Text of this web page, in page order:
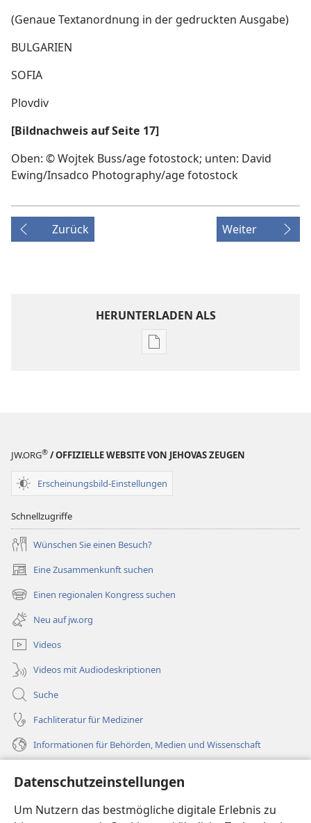
Datenschutzeinstellungen
Um Nutzern das bestmögliche digitale Erlebnis zu
(Genaue Textanordnung in der gedruckten Ausgabe)
BULGARIEN
SOFIA
Plovdiv
[Bildnachweis auf Seite 17]
Oben: © Wojtek Buss/age fotostock; unten: David
Ewing/Insadco Photography/age fotostock
Zurück Weiter
HERUNTERLADEN ALS
Downloadoptionen
JW.ORG® / OFFIZIELLE WEBSITE VON JEHOVAS ZEUGEN
Erscheinungsbild-Einstellungen
Schnellzugriffe
Wünschen Sie einen Besuch?
Eine Zusammenkunft suchen
(öffnet
neues
Fenster)
Einen regionalen Kongress suchen
(öffnet
neues
Fenster)
Neu auf jw.org
Videos
Videos mit Audiodeskriptionen
Suche
Fachliteratur für Mediziner
Informationen für Behörden, Medien und Wissenschaft
Spenden
(öffnet